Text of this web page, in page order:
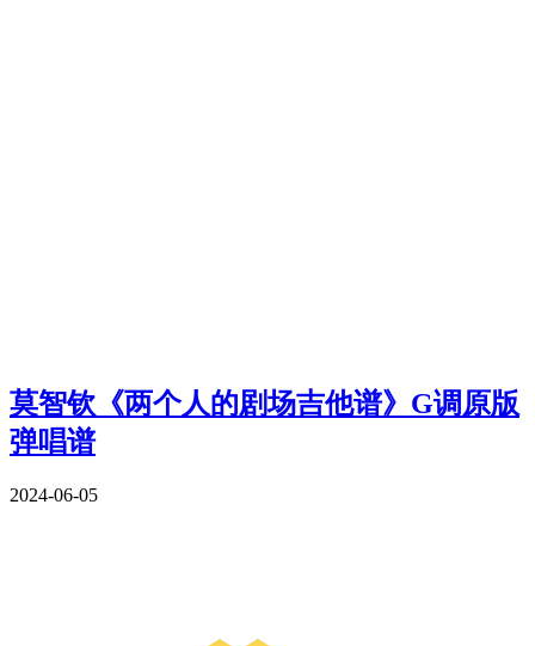
莫智钦《两个人的剧场吉他谱》G调原版
弹唱谱
2024-06-05